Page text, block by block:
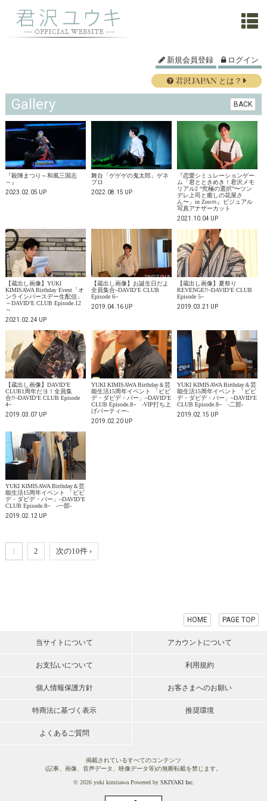
新規会員登録 ログイン
とは？
Gallery BACK
『殺陣まつり～和風三国志
～』
2023.02.05 UP
舞台「ゲゲゲの鬼太郎」ゲネ
プロ
2022.08.15 UP
『恋愛シミュレーションゲー
ム「君とときめき！君沢メモ
リアル2 “究極の選択”〜ツン
デレ上司と癒しの花屋さ
ん〜」in Zooｍ』ビジュアル
写真アナザーカット
2021.10.04 UP
【蔵出し画像】YUKI
KIMISAWA Birthday Event「オ
ンラインバースデー生配信」
～DAVID’E CLUB Episode.12
～
2021.02.24 UP
【蔵出し画像】お誕生日だよ
全員集合~DAVID’E CLUB
Episode 6~
2019.04.16 UP
【蔵出し画像】夏祭り
REVENGE!!~DAVID’E CLUB
Episode 5~
2019.03.21 UP
【蔵出し画像】DAVID’E
CLUB1周年だヨ！全員集
合!!~DAVID’E CLUB Episode
4~
2019.03.07 UP
YUKI KIMISAWA Birthday＆芸
能生活15周年イベント 「ビビ
デ・ダビデ・バー」~DAVID’E
CLUB Episode.8~ -VIP打ち上
げパーティー-
2019.02.20 UP
YUKI KIMISAWA Birthday＆芸
能生活15周年イベント 「ビビ
デ・ダビデ・バー」~DAVID’E
CLUB Episode.8~ -二部-
2019.02.15 UP
YUKI KIMISAWA Birthday＆芸
能生活15周年イベント 「ビビ
デ・ダビデ・バー」~DAVID’E
CLUB Episode.8~ -一部-
2019.02.12 UP
1 2 次の10件 ›
HOME PAGE TOP
当サイトについて アカウントについて
お支払いについて 利用規約
個人情報保護方針 お客さまへのお願い
特商法に基づく表示 推奨環境
よくあるご質問
掲載されているすべてのコンテンツ
(記事、画像、音声データ、映像データ等)の無断転載を禁じます。
© 2026 yuki kimisawa Powered by SKIYAKI Inc.